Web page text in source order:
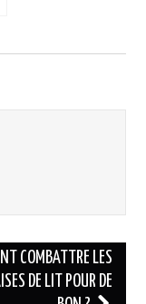
COMBATTRE LES
DE LIT POUR DE